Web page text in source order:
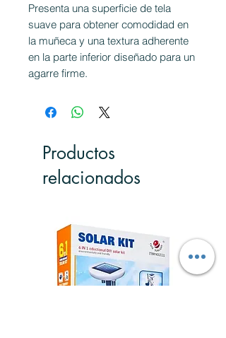
Presenta una superficie de tela
suave para obtener comodidad en
la muñeca y una textura adherente
en la parte inferior diseñado para un
agarre firme.
Productos
relacionados